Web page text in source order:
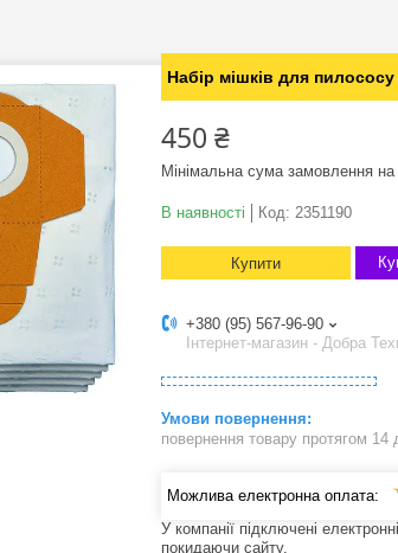
Набір мішків для
450 ₴
Мінімальна сума замовлення
В наявності Код: 2351190
Купити
+380 (95) 567-96-90
Інтернет-магазин - Добра
повернення товару протягом 14
У компанії підключені
покидаючи сайту.